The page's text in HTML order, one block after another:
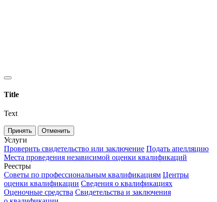
Title
Text
Принять Отменить
Услуги
Проверить свидетельство или заключение Подать апелляцию
Места проведения независимой оценки квалификаций
Реестры
Советы по профессиональным квалификациям Центры
оценки квалификации Сведения о квалификациях
Оценочные средства Свидетельства и заключения